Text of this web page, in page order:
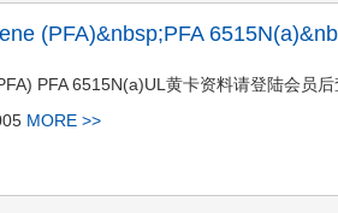
(PFA)&nbsp;PFA
PFA 6515N(a)UL黄卡资料请登陆会员
MORE >>